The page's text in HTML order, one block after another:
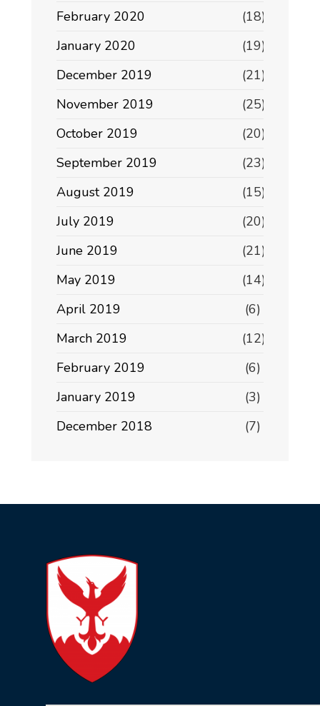
February 2020
(18)
January 2020
(19)
December 2019
(21)
November 2019
(25)
October 2019
(20)
September 2019
(23)
August 2019
(15)
July 2019
(20)
June 2019
(21)
May 2019
(14)
April 2019
(6)
March 2019
(12)
February 2019
(6)
January 2019
(3)
December 2018
(7)